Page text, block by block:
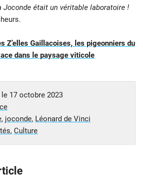
Joconde était un véritable laboratoire !
Z’elles Gaillacoises, les pigeonniers du
dans le paysage viticole
le 17 octobre 2023
, joconde, Léonard de Vinci
, Culture